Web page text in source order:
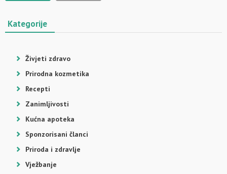
Kategorije
Živjeti zdravo
Prirodna kozmetika
Recepti
Zanimljivosti
Kućna apoteka
Sponzorisani članci
Priroda i zdravlje
Vježbanje